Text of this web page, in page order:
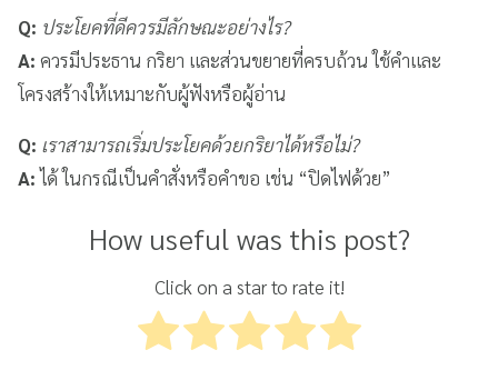
Q: ประโยคที่ดีควรมีลักษณะอย่างไร?
A: ควรมีประธาน กริยา และส่วนขยายที่ครบถ้วน ใช้คำและ
โครงสร้างให้เหมาะกับผู้ฟังหรือผู้อ่าน
Q: เราสามารถเริ่มประโยคด้วยกริยาได้หรือไม่?
A:ได้ ในกรณีเป็นคำสั่งหรือคำขอ เช่น “ปิดไฟด้วย”
How useful was this post?
Click on a star to rate it!